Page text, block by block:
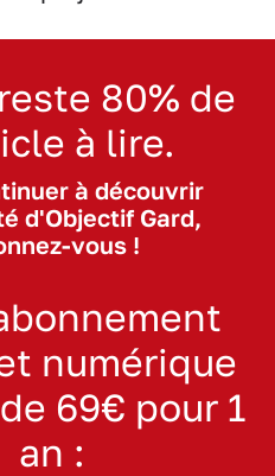
80% de
à lire.
à découvrir
d'Objectif Gard,
vous !
numérique
69€ pour 1
an :